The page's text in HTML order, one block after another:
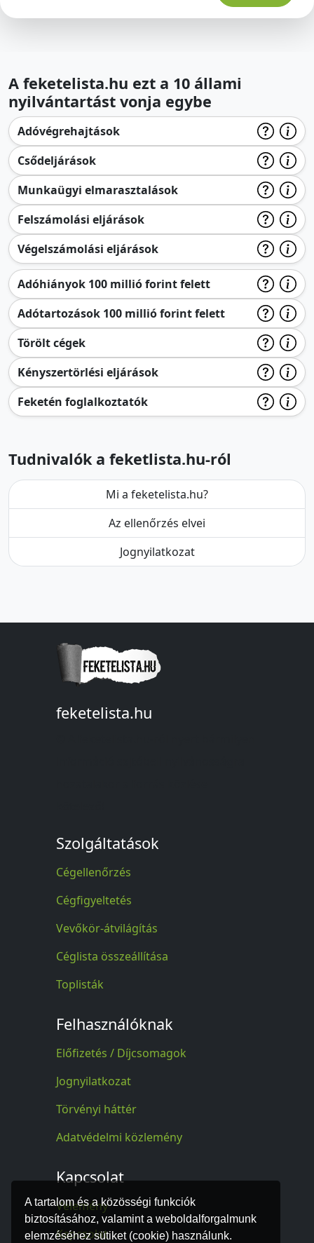
A tartalom és a közösségi funkciók
biztosításához, valamint a weboldalforgalmunk
elemzéséhez sütiket (cookie) használunk.
A feketelista.hu ezt a 10 állami
nyilvántartást vonja egybe
Adóvégrehajtások
Csődeljárások
Munkaügyi elmarasztalások
Felszámolási eljárások
Végelszámolási eljárások
Adóhiányok 100 millió forint felett
Adótartozások 100 millió forint felett
Törölt cégek
Kényszertörlési eljárások
Feketén foglalkoztatók
Tudnivalók a feketlista.hu-ról
Mi a feketelista.hu?
Az ellenőrzés elvei
Jognyilatkozat
feketelista.hu
Szolgáltatások
Cégellenőrzés
Cégfigyeltetés
Vevőkör-átvilágítás
Céglista összeállítása
Toplisták
Felhasználóknak
Előfizetés / Díjcsomagok
Jognyilatkozat
Törvényi háttér
Adatvédelmi közlemény
Kapcsolat
Vélemény
Kapcsolat